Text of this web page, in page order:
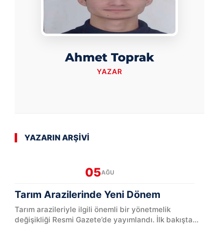
Ahmet Toprak
YAZAR
YAZARIN ARŞİVİ
05AĞU
Tarım Arazilerinde Yeni Dönem
Tarım arazileriyle ilgili önemli bir yönetmelik
değişikliği Resmi Gazete’de yayımlandı. İlk bakışta